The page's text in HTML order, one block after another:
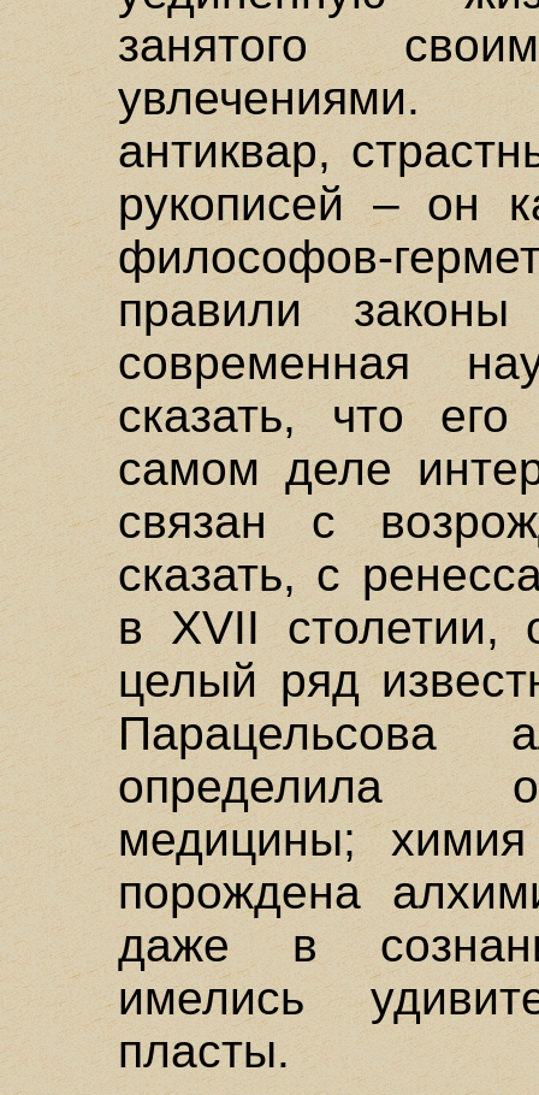
занятого
увлечениями.
антиквар,
рукописей – он
философов-
правили
современная
сказать, что
самом деле
связан с
сказать, с
в XVII столетии,
целый ряд
Парацельсова
определила
медицины;
порождена
даже в
имелись
пласты.